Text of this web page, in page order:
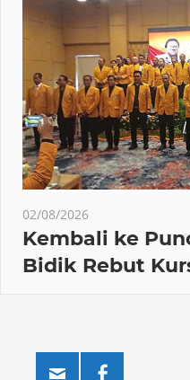
02/08/2026
Kembali ke
Bidik Rebut